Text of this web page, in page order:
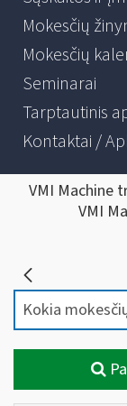
Mokesčių
Mokesčių
Seminarai
Tarptautinis
Kontaktai /
VMI Machine
VMI